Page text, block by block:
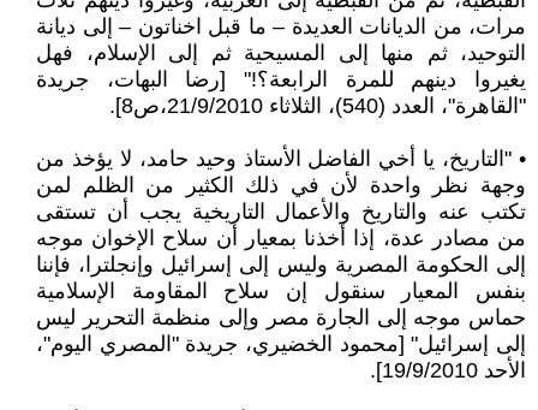
مرات، من الديانات العديدة – ما قبل اخناتون – إلى ديانة
التوحيد، ثم منها إلى المسيحية ثم إلى الإسلام، فهل
يغيروا دينهم للمرة الرابعة؟!" [رضا البهات، جريدة
"القاهرة"، العدد (540)، الثلاثاء 21/9/2010،ص8].
• "التاريخ، يا أخي الفاضل الأستاذ وحيد حامد، لا يؤخذ من
وجهة نظر واحدة لأن في ذلك الكثير من الظلم لمن
تكتب عنه والتاريخ والأعمال التاريخية يجب أن تستقى
من مصادر عدة، إذا أخذنا بمعيار أن سلاح الإخوان موجه
إلى الحكومة المصرية وليس إلى إسرائيل وإنجلترا، فإننا
بنفس المعيار سنقول إن سلاح المقاومة الإسلامية
حماس موجه إلى الجارة مصر وإلى منظمة التحرير ليس
إلى إسرائيل" [محمود الخضيري، جريدة "المصري اليوم"،
الأحد 19/9/2010].